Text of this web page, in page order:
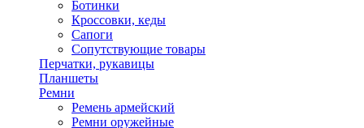
Ботинки
Кроссовки, кеды
Сапоги
Сопутствующие товары
Перчатки, рукавицы
Планшеты
Ремни
Ремень армейский
Ремни оружейные